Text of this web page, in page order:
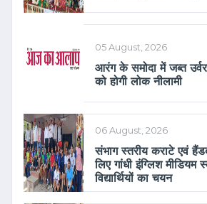
05 August, 2026
आरंग के समोदा में जब्त
को होगी लोक नीलामी
06 August, 2026
संभाग स्तरीय कराटे एवं
लिए गांधी इंग्लिश
विद्यार्थियों का चयन